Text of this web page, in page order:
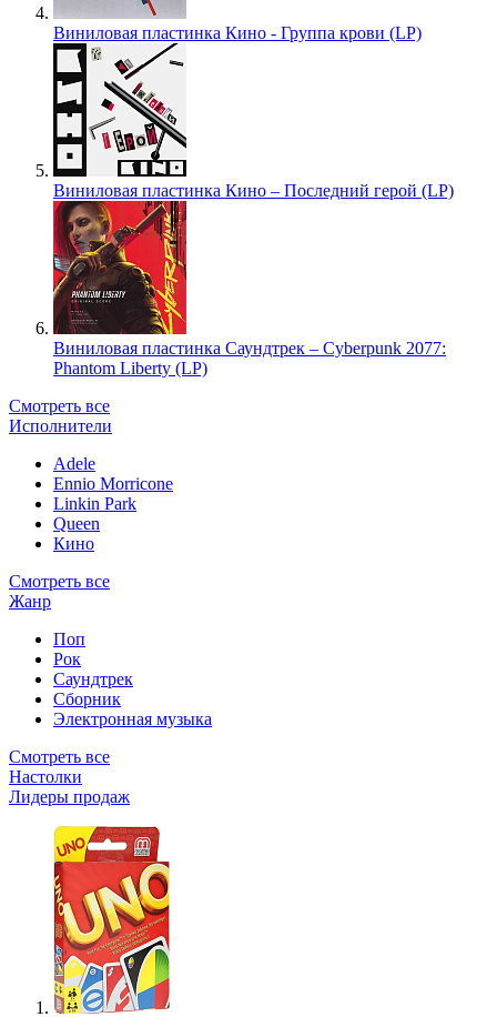
Виниловая пластинка Кино - Группа крови (LP)
Виниловая пластинка Кино – Последний герой (LP)
Виниловая пластинка Саундтрек – Cyberpunk 2077:
Phantom Liberty (LP)
Смотреть все
Исполнители
Adele
Ennio Morricone
Linkin Park
Queen
Кино
Смотреть все
Жанр
Поп
Рок
Саундтрек
Сборник
Электронная музыка
Смотреть все
Настолки
Лидеры продаж